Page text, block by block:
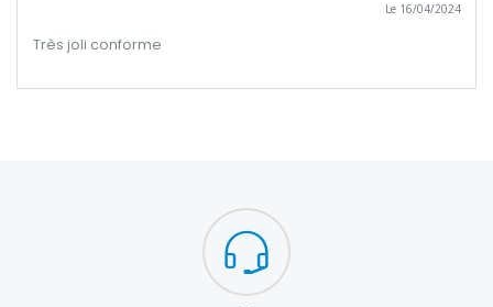
Le 16/04/2024
Très joli conforme